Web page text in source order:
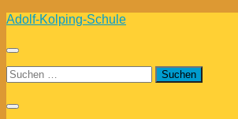
Zum
springen
Adolf-Kolping-Schule
Suchen
nach: